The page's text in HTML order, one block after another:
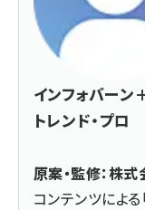
インフォバー
トレンド・プロ
原案・監修：株
コンテンツによ